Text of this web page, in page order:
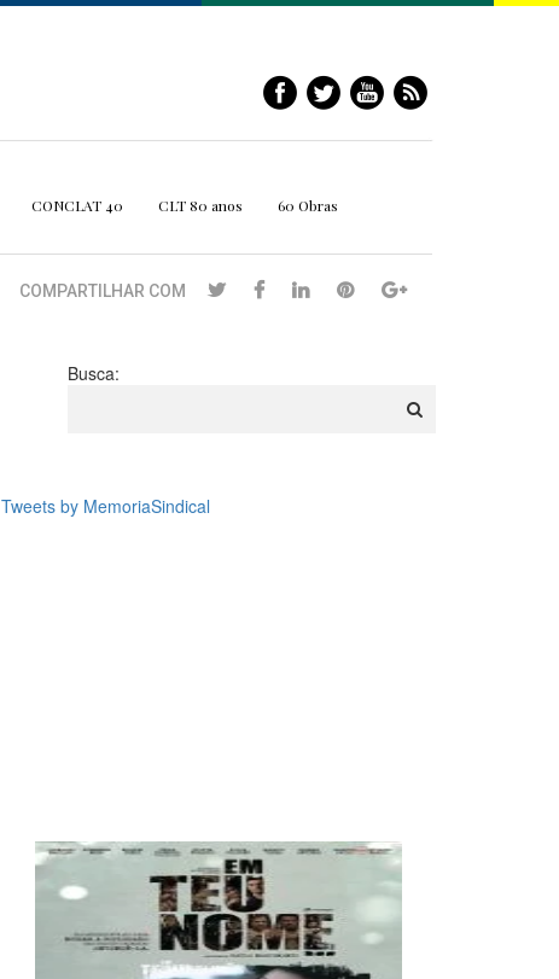
CONCLAT 40 CLT 80 anos 60 Obras
COMPARTILHAR COM
Busca:
Tweets by MemoriaSindical